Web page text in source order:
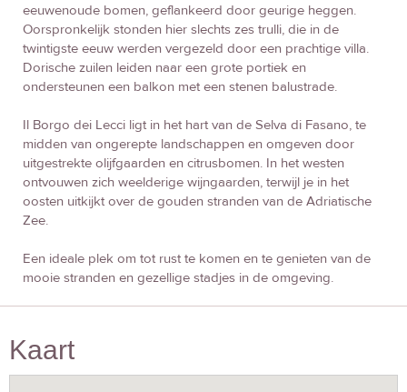
eeuwenoude bomen, geflankeerd door geurige heggen.
Oorspronkelijk stonden hier slechts zes trulli, die in de
twintigste eeuw werden vergezeld door een prachtige villa.
Dorische zuilen leiden naar een grote portiek en
ondersteunen een balkon met een stenen balustrade.
Il Borgo dei Lecci ligt in het hart van de Selva di Fasano, te
midden van ongerepte landschappen en omgeven door
uitgestrekte olijfgaarden en citrusbomen. In het westen
ontvouwen zich weelderige wijngaarden, terwijl je in het
oosten uitkijkt over de gouden stranden van de Adriatische
Zee.
Een ideale plek om tot rust te komen en te genieten van de
mooie stranden en gezellige stadjes in de omgeving.
Kaart